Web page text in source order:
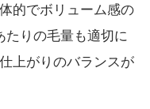
的でボリューム感の
たりの毛量も適切に
上がりのバランスが